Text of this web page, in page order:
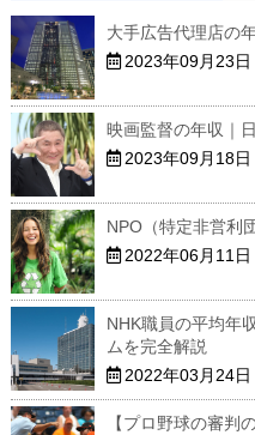
大手広告代理店の
2023年09月23日
映画監督の年収｜
2023年09月18日
NPO（特定非営利
2022年06月11日
NHK職員の平均年
ムを完全解説
2022年03月24日
【プロ野球の審判